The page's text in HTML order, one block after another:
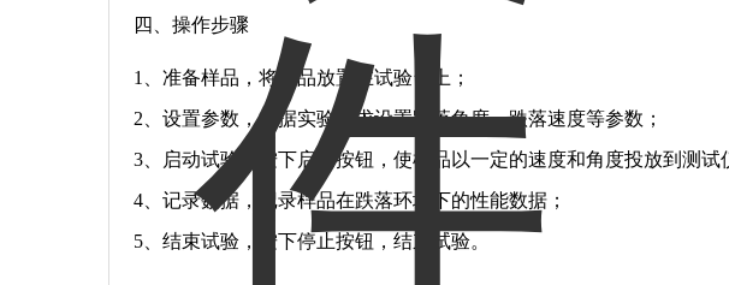
四、操作步骤
1、准备样品，将样品放置在试验台上；
2、设置参数，根据实验要求设置跌落角度、跌落速度等参数；
3、启动试验，按下启动按钮，使样品以一定的速度和角度投放到测试
4、记录数据，记录样品在跌落环境下的性能数据；
5、结束试验，按下停止按钮，结束试验。